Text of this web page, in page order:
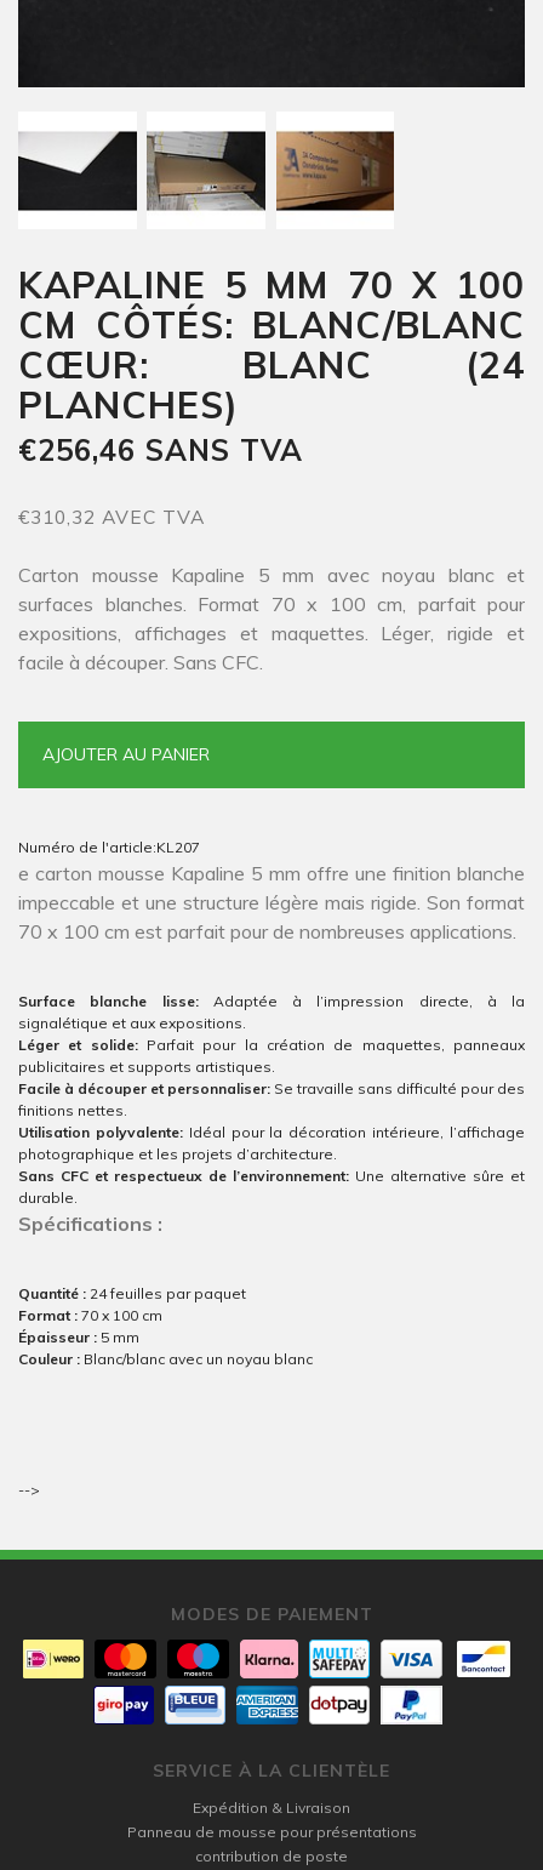
KAPALINE 5 MM 70 X 100
CM CÔTÉS: BLANC/BLANC
CŒUR: BLANC (24
PLANCHES)
€256,46 SANS TVA
€310,32 AVEC TVA
Carton mousse Kapaline 5 mm avec noyau blanc et
surfaces blanches. Format 70 x 100 cm, parfait pour
expositions, affichages et maquettes. Léger, rigide et
facile à découper. Sans CFC.
AJOUTER AU PANIER
Numéro de l'article:KL207
e carton mousse Kapaline 5 mm offre une finition blanche
impeccable et une structure légère mais rigide. Son format
70 x 100 cm est parfait pour de nombreuses applications.
Surface blanche lisse:Adaptée à l’impression directe, à la
signalétique et aux expositions.
Léger et solide:Parfait pour la création de maquettes, panneaux
publicitaires et supports artistiques.
Facile à découper et personnaliser: Se travaille sans difficulté pour des
finitions nettes.
Utilisation polyvalente:Idéal pour la décoration intérieure, l’affichage
photographique et les projets d’architecture.
Sans CFC et respectueux de l’environnement: Une alternative sûre et
durable.
Spécifications :
Quantité : 24 feuilles par paquet
Format : 70 x 100 cm
Épaisseur : 5 mm
Couleur : Blanc/blanc avec un noyau blanc
-->
MODES DE PAIEMENT
SERVICE À LA CLIENTÈLE
Expédition & Livraison
Panneau de mousse pour présentations
contribution de poste